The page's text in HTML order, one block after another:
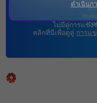
ไม่มีคู่การแข่
คลิกที่นี่เพื่อดูคู่ การแ
ดำเนินก